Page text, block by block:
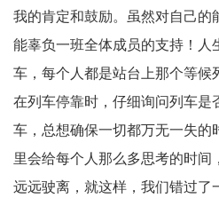
我的肯定和鼓励。虽然对自己的
能辜负一班全体成员的支持！人
车，每个人都是站台上那个等候
在列车停靠时，仔细询问列车是
车，总想确保一切都万无一失的
里会给每个人那么多思考的时间
远远驶离，就这样，我们错过了